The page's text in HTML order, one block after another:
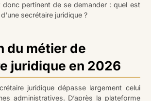
donc pertinent de se demander : quel est
secrétaire juridique ?
du métier de
juridique en 2026
juridique dépasse largement celui
administratives. D’après la plateforme